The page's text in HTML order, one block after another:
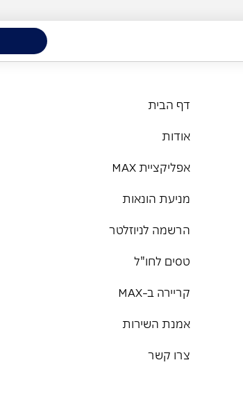
דף הבית
אודות
אפליקציית MAX
מניעת הונאות
הרשמה לניוזלטר
טסים לחו"ל
קריירה ב-MAX
אמנת השירות
צרו קשר